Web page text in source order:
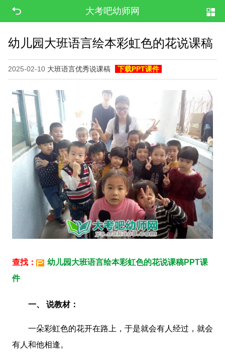
大考吧幼师网
幼儿园大班语言绘本彩虹色的花说课稿
2025-02-10 大班语言优秀说课稿 下载PPT课件
查找：
幼儿园大班语言绘本彩虹色的花说课稿PPT课
件
一、 说教材：
一朵彩虹色的花开在路上，于是就会有人经过，就会
有人和他相逢。